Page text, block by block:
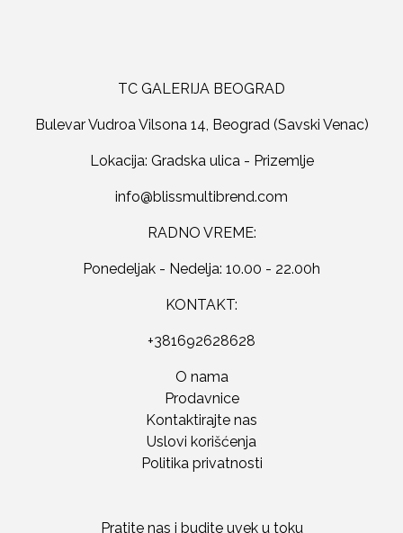
TC GALERIJA BEOGRAD
Bulevar Vudroa Vilsona 14, Beograd (Savski Venac)
Lokacija: Gradska ulica - Prizemlje
RADNO VREME:
Ponedeljak - Nedelja: 10.00 - 22.00h
KONTAKT:
+381692628628
O nama
Prodavnice
Kontaktirajte nas
Uslovi korišćenja
Politika privatnosti
Pratite nas i budite uvek u toku